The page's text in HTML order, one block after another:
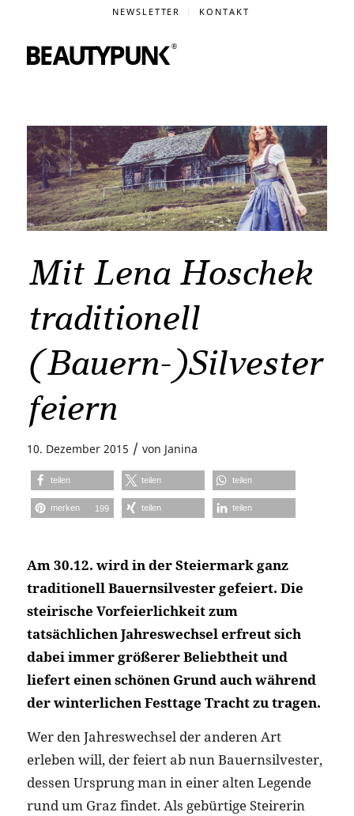
NEWSLETTER KONTAKT
Mit Lena Hoschek
traditionell
(Bauern-)Silvester
feiern
10. Dezember 2015 / von Janina
teilen teilen teilen
merken 199 teilen teilen
Am 30.12. wird in der Steiermark ganz
traditionell Bauernsilvester gefeiert. Die
steirische Vorfeierlichkeit zum
tatsächlichen Jahreswechsel erfreut sich
dabei immer größerer Beliebtheit und
liefert einen schönen Grund auch während
der winterlichen Festtage Tracht zu tragen.
Wer den Jahreswechsel der anderen Art
erleben will, der feiert ab nun Bauernsilvester,
dessen Ursprung man in einer alten Legende
rund um Graz findet. Als gebürtige Steirerin